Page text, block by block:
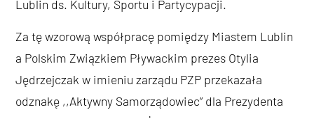
Lublin ds. Kultury, Sportu i Partycypacji.
Za tę wzorową współpracę pomiędzy Miastem Lublin
a Polskim Związkiem Pływackim prezes Otylia
Jędrzejczak w imieniu zarządu PZP przekazała
odznakę ,,Aktywny Samorządowiec” dla Prezydenta